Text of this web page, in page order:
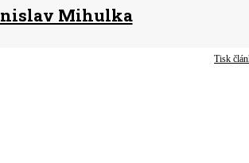
Mihulka
Tisk